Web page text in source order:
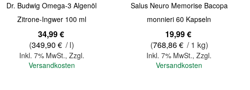
Dr. Budwig Omega-3 Algenöl
Zitrone-Ingwer 100 ml
34,99 €
(349,90 € / l)
Inkl. 7% MwSt., Zzgl.
Versandkosten
Salus Neuro Memorise Bacopa
monnieri 60 Kapseln
19,99 €
(768,86 € / 1 kg)
Inkl. 7% MwSt.,Zzgl.
Versandkosten